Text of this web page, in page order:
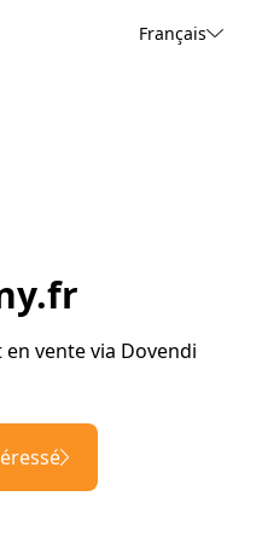
Français
vente via Dovendi